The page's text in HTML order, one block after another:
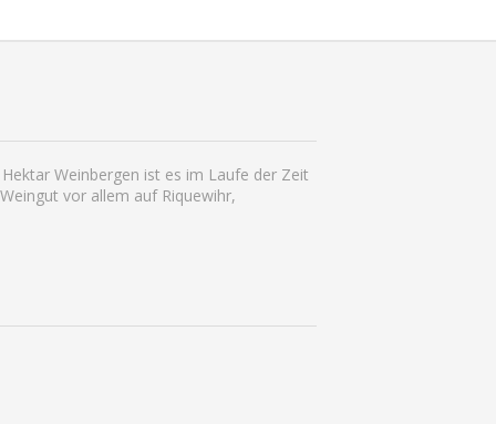
Weinbergen ist es im Laufe der Zeit
vor allem auf Riquewihr,